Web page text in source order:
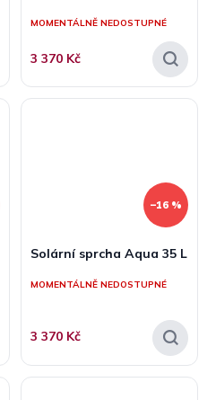
ůMOMENTÁLNĚ NEDOSTUPNÉ
3 370 Kč
–16 %
Solární sprcha Aqua 35 L
MOMENTÁLNĚ NEDOSTUPNÉ
3 370 Kč